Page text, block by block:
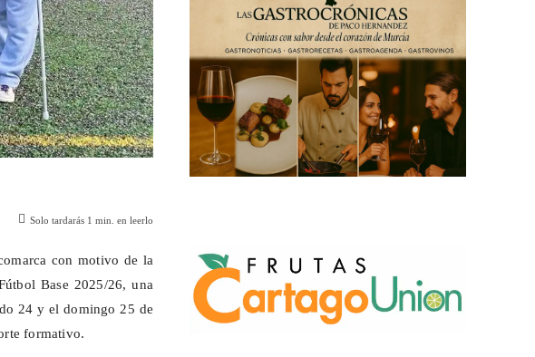
Solo tardarás 1 min. en leerlo
con motivo de la
Base 2025/26, una
24 y el domingo 25 de
formativo.